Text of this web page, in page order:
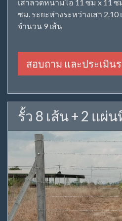
เสาลวดหนามไอ 11 ซม x 11 ซ
ซม. ระยะห่างระหว่างเสา
จำนวน 9 เส้น
สอบถาม และประเมิน
รั้ว 8 เส้น + 2 แผ่